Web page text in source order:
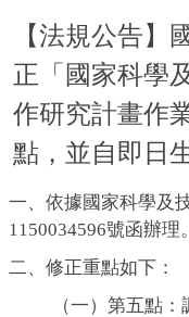
【法規公告】
正「國家科學
作研究計畫作
點，並自即日
一、依據國家科學及
1150034596號函辦理。
二、修正重點如下：
（一）第五點